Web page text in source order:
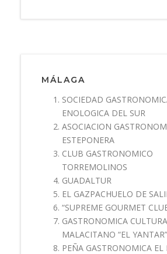
MÁLAGA
SOCIEDAD
ENOLOGICA DEL SUR
ASOCIACION
ESTEPONERA
CLUB GASTRONOMICO
TORREMOLINOS
GUADALTUR
EL GAZPACHUELO DE
“SUPREME GOURMET
GASTRONOMICA
MALACITANO “EL YANTAR”
PEÑA GASTRONOMICA EL